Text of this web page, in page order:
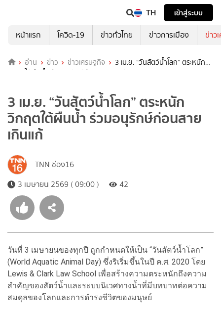
TH
เข้าสู่ระบบ
หน้าแรก
โควิด-19 ข่าวทั่วไทย ข่าวการเมือง ข่าว
อ่าน ข่าว ข่าวเศรษฐกิจ
3 เม.ย. “วันสัตว์น้ำโลก” ตระหนัก
วิกฤตใต้ผืนน้ำ ร่วมอนุรักษ์ก่อนสายเกินแก้
3 เม.ย. “วันสัตว์น้ำโลก” ตระหนัก
วิกฤตใต้ผืนน้ำ ร่วมอนุรักษ์ก่อนสาย
เกินแก้
TNN ช่อง16
3 เมษายน 2569 ( 09:00 )
42
วันที่ 3 เมษายนของทุกปี ถูกกำหนดให้เป็น “วันสัตว์น้ำโลก”
(World Aquatic Animal Day) ซึ่งริเริ่มขึ้นในปี ค.ศ. 2020 โดย
Lewis & Clark Law School เพื่อสร้างความตระหนักถึงความ
สำคัญของสัตว์น้ำและระบบนิเวศทางน้ำที่มีบทบาทต่อความ
สมดุลของโลกและการดำรงชีวิตของมนุษย์